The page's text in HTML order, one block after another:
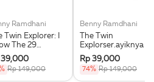
Ramdhani
Twin Explorer: I
The 29
Letters
Ar)
39,000
Rp 149,000
Benny Ramdhani
The Twin
Explorser.ayiknya Di
Sekolah
(Boardbook-Ar)
Rp 39,000
74% Rp 149,000